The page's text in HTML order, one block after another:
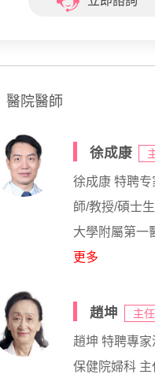
醫院醫師
徐成康
徐成康 特聘
師/教授/碩士
大學附屬第一
更多
趙坤 主
趙坤 特聘專
保健院婦科 主